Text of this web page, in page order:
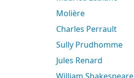
Molière
Charles Perrault
Sully Prudhomme
Jules Renard